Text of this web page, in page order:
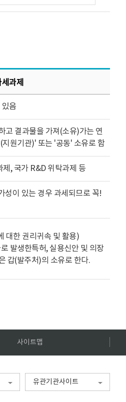
과제
있음
고 결과물을 가져(소유)가는 연
원기관)' 또는 '공동' 소유로 함
제, 국가 R&D 위탁과제 등
성이 있는 경우 과세되므로 꼭!
대한 권리귀속 및 활용)
발생한특허, 실용신안 및 의장
갑(발주처)의 소유로 한다.
사이트맵
유관기관사이트